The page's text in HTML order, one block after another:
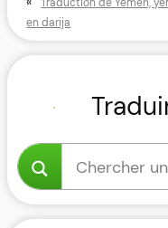
en darija